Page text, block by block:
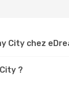
City chez
?